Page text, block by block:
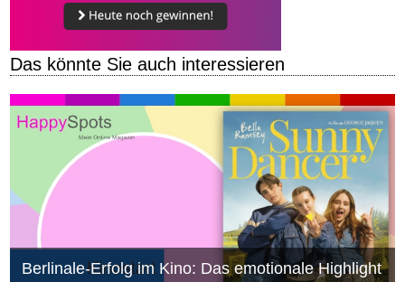
Das könnte Sie auch interessieren
Berlinale-Erfolg im Kino: Das emotionale Highlight